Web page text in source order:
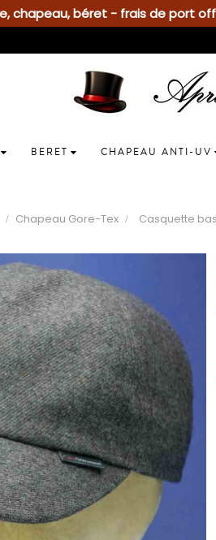
chapeau, béret - frais de port
BERET CHAPEAU ANTI-UV
Chapeau Gore-Tex
Casquette